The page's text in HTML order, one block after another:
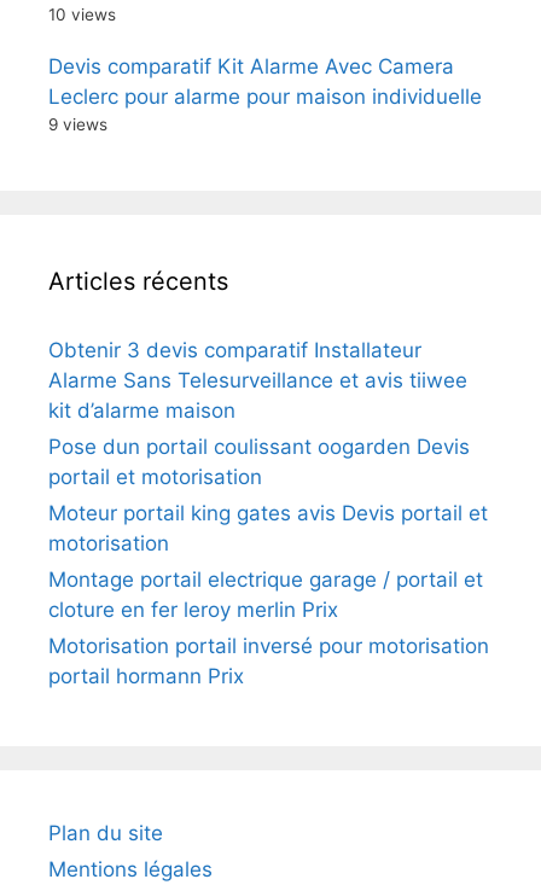
10 views
Devis comparatif Kit Alarme Avec Camera
Leclerc pour alarme pour maison individuelle
9 views
Articles récents
Obtenir 3 devis comparatif Installateur
Alarme Sans Telesurveillance et avis tiiwee
kit d’alarme maison
Pose dun portail coulissant oogarden Devis
portail et motorisation
Moteur portail king gates avis Devis portail et
motorisation
Montage portail electrique garage / portail et
cloture en fer leroy merlin Prix
Motorisation portail inversé pour motorisation
portail hormann Prix
Plan du site
Mentions légales